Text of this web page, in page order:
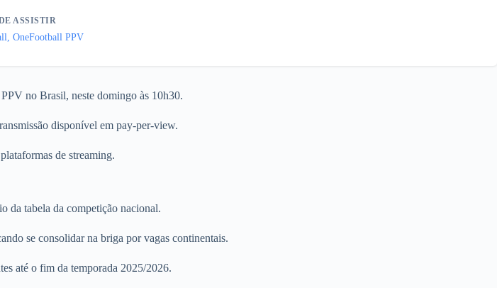
ASSISTIR
OneFootball PPV
no Brasil, neste domingo às 10h30.
disponível em pay-per-view.
de streaming.
da tabela da competição nacional.
se consolidar na briga por vagas continentais.
até o fim da temporada 2025/2026.